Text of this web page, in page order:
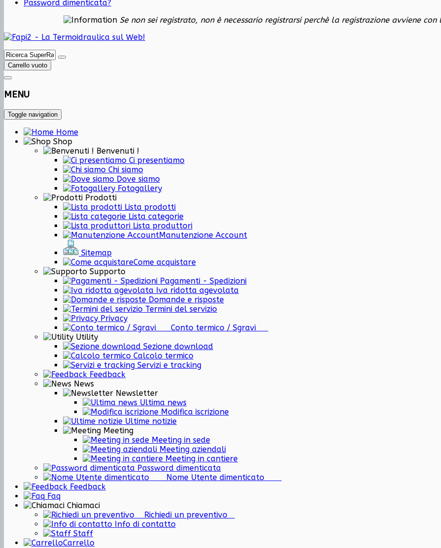
Password dimenticata?
Se non sei registrato, non è necessario registrarsi perchè la registrazione avviene
Carrello vuoto
MENU
Toggle navigation
Home
Shop
Benvenuti !
Ci presentiamo
Chi siamo
Dove siamo
Fotogallery
Prodotti
Lista prodotti
Lista categorie
Lista produttori
Manutenzione Account
Sitemap
Come acquistare
Supporto
Pagamenti - Spedizioni
Iva ridotta agevolata
Domande e risposte
Termini del servizio
Privacy
Conto termico / Sgravi
Utility
Sezione download
Calcolo termico
Servizi e tracking
Feedback
News
Newsletter
Ultima news
Modifica iscrizione
Ultime notizie
Meeting
Meeting in sede
Meeting aziendali
Meeting in cantiere
Password dimenticata
Nome Utente dimenticato
Feedback
Faq
Chiamaci
Richiedi un preventivo
Info di contatto
Staff
Carrello